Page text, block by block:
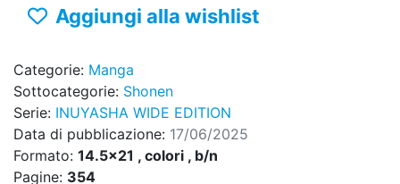
Aggiungi alla wishlist
Categorie: Manga
Sottocategorie: Shonen
Serie: INUYASHA WIDE EDITION
Data di pubblicazione: 17/06/2025
Formato: 14.5x21 , colori , b/n
Pagine: 354